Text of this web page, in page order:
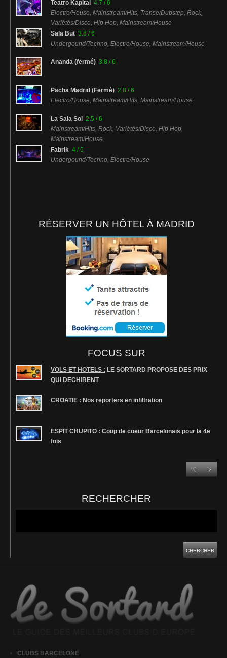
Teatro Kapital 4.7 / 6
Electro/House, Mainstream/Hits, Transe/Dubstep, Rock,
Variétés/Disco, Hip Hop, Mainstream/House
Sala But 3.8 / 6
Undergound/Techno, Electro/House, Mainstream/House
Ananda (fermé) 3.8 / 6
Pacha Madrid (Fermé) 2.8 / 6
Electro/House, Mainstream/Hits, Mainstream/House
La Sala Sol 2.5 / 6
Mainstream/Hits, Rock, Variétés/Disco, Hip Hop,
Mainstream/House
Fabrik 4 / 6
Undergound/Techno, Electro/House
RÉSERVER UN HÔTEL À MADRID
FOCUS SUR
VOLS ET HOTELS : LE SORTARD PROPOSE DES PRIX
QUI DECHIRENT
CROATIE : Nos reporters en infiltration
ESPIT CHUPITO : Coup de coeur Barcelonais pour la 4e
fois
RECHERCHER
CHERCHER
CLUBS BARCELONE